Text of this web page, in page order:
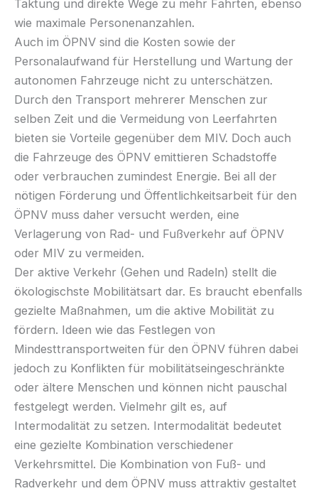
Taktung und direkte Wege zu mehr Fahrten, ebenso
wie maximale Personenanzahlen.
Auch im ÖPNV sind die Kosten sowie der
Personalaufwand für Herstellung und Wartung der
autonomen Fahrzeuge nicht zu unterschätzen.
Durch den Transport mehrerer Menschen zur
selben Zeit und die Vermeidung von Leerfahrten
bieten sie Vorteile gegenüber dem MIV. Doch auch
die Fahrzeuge des ÖPNV emittieren Schadstoffe
oder verbrauchen zumindest Energie. Bei all der
nötigen Förderung und Öffentlichkeitsarbeit für den
ÖPNV muss daher versucht werden, eine
Verlagerung von Rad- und Fußverkehr auf ÖPNV
oder MIV zu vermeiden.
Der aktive Verkehr (Gehen und Radeln) stellt die
ökologischste Mobilitätsart dar. Es braucht ebenfalls
gezielte Maßnahmen, um die aktive Mobilität zu
fördern. Ideen wie das Festlegen von
Mindesttransportweiten für den ÖPNV führen dabei
jedoch zu Konflikten für mobilitätseingeschränkte
oder ältere Menschen und können nicht pauschal
festgelegt werden. Vielmehr gilt es, auf
Intermodalität zu setzen. Intermodalität bedeutet
eine gezielte Kombination verschiedener
Verkehrsmittel. Die Kombination von Fuß- und
Radverkehr und dem ÖPNV muss attraktiv gestaltet